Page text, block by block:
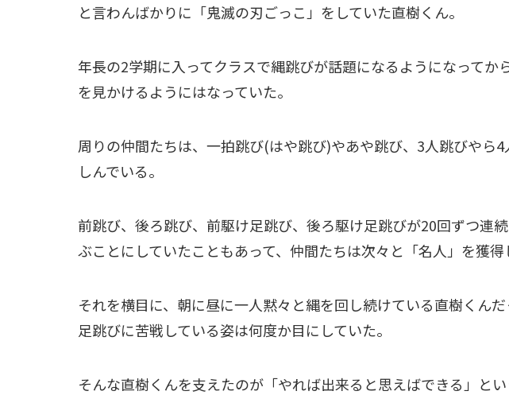
と言わんばかりに「鬼滅の刃ごっこ」をしていた直樹くん。
年長の2学期に入ってクラスで縄跳びが話題になるようになってか
を見かけるようにはなっていた。
周りの仲間たちは、一拍跳び(はや跳び)やあや跳び、3人跳びやら
しんでいる。
前跳び、後ろ跳び、前駆け足跳び、後ろ駆け足跳びが20回ずつ連
ぶことにしていたこともあって、仲間たちは次々と「名人」を獲得
それを横目に、朝に昼に一人黙々と縄を回し続けている直樹くん
足跳びに苦戦している姿は何度か目にしていた。
そんな直樹くんを支えたのが「やれば出来ると思えばできる」とい